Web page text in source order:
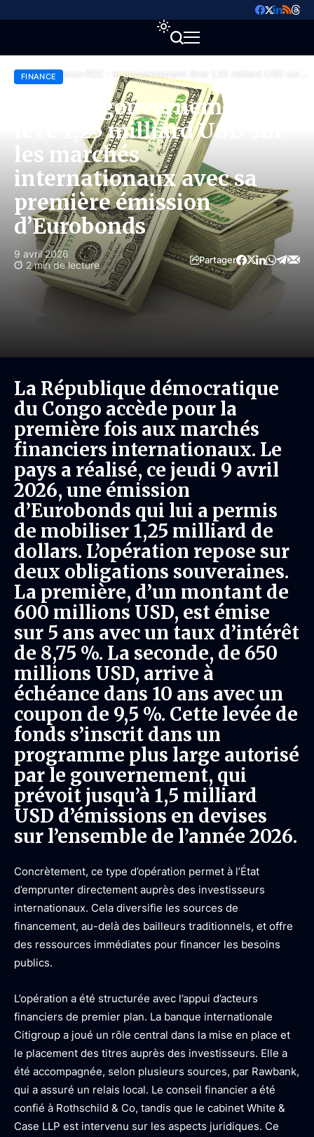
Accueil Finance
RDC : le gouvernement lève 1,25 milliard USD sur
les marchés internationaux avec sa première
émission d’Eurobonds
FINANCE
RDC : le gouvernement
lève 1,25 milliard USD sur
les marchés
internationaux avec sa
première émission
d’Eurobonds
9 avril 2026
2 min de lecture
Partager
La République démocratique
du Congo accède pour la
première fois aux marchés
financiers internationaux. Le
pays a réalisé, ce jeudi 9 avril
2026, une émission
d’Eurobonds qui lui a permis
de mobiliser 1,25 milliard de
dollars. L’opération repose sur
deux obligations souveraines.
La première, d’un montant de
600 millions USD, est émise
sur 5 ans avec un taux d’intérêt
de 8,75 %. La seconde, de 650
millions USD, arrive à
échéance dans 10 ans avec un
coupon de 9,5 %. Cette levée de
fonds s’inscrit dans un
programme plus large autorisé
par le gouvernement, qui
prévoit jusqu’à 1,5 milliard
USD d’émissions en devises
sur l’ensemble de l’année 2026.
Concrètement, ce type d’opération permet à l’État
d’emprunter directement auprès des investisseurs
internationaux. Cela diversifie les sources de
financement, au-delà des bailleurs traditionnels, et offre
des ressources immédiates pour financer les besoins
publics.
L’opération a été structurée avec l’appui d’acteurs
financiers de premier plan. La banque internationale
Citigroup a joué un rôle central dans la mise en place et
le placement des titres auprès des investisseurs. Elle a
été accompagnée, selon plusieurs sources, par Rawbank,
qui a assuré un relais local. Le conseil financier a été
confié à Rothschild & Co, tandis que le cabinet White &
Case LLP est intervenu sur les aspects juridiques. Ce